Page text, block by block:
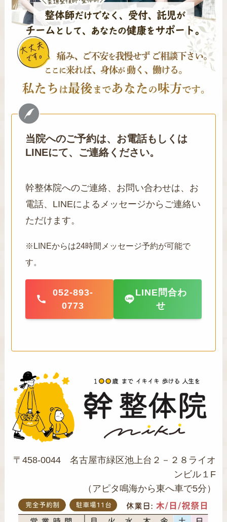
当院へのご予約は、お電話もしくは
LINEにて、ご連絡ください。
幹整体院へのご連絡、お問い合わせは、お
電話、LINEによるメッセージからご連絡い
ただけます。
※LINEからは24時間メッセージ予約が可能で
す。
052-893-
0773
LINE問合わ
せ
〒458-0044 名古屋市緑区池上台２－２８ライオ
ンビル１F
（アピタ鳴海から東へ車で5分）